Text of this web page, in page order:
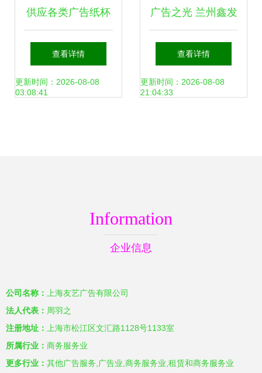
供应各类广告纸杯
价格与厂家全解析
——世界工厂网产
查看详情
更新时间：2026-08-08
03:08:41
广告之光 兰州鑫发
广告装饰市场部引
领户外广告新风尚
查看详情
更新时间：2026-08-08
21:04:33
Information
企业信息
公司名称：
上海友艺广告有限公司
法人代表： 周羽之
注册地址：
上海市松江区文汇路1128号1133室
所属行业： 商务服务业
更多行业： 其他广告服务,广告业,商务服务业,租赁和商务服务业